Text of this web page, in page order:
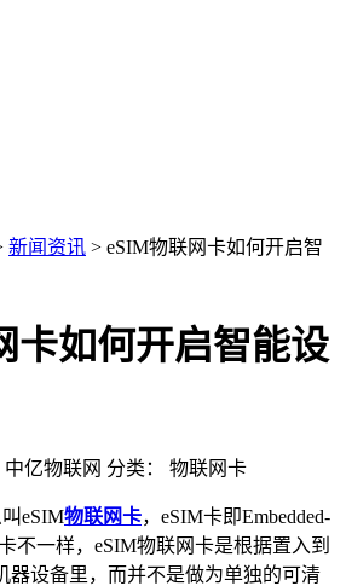
新闻资讯 > eSIM物联网卡如何开启智
卡如何开启智能设
亿物联网 分类： 物联网卡
eSIM物联网卡， eSIM卡即Embedded-
不一样， eSIM物联网卡是根据置入到
器设备里，而并不是做为单独的可清